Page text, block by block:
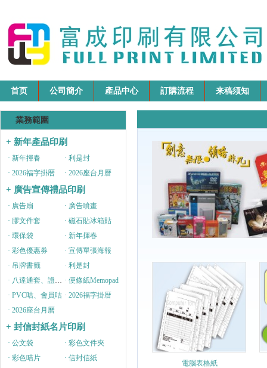
首页 公司簡介 產品中心 訂購流程 来稿须知
業務範圍
+ 新年產品印刷
· 新年揮春
· 利是封
· 2026福字掛暦
· 2026座台月曆
+ 廣告宣傳禮品印刷
· 廣告扇
· 廣告噴畫
· 膠文件套
· 磁石貼冰箱貼
· 環保袋
· 新年揮春
· 彩色優惠券
· 宣傳單張海報
· 吊牌書籤
· 利是封
· 八達通套、證件套 · 便條紙Memopad
· PVC咭、會員咭 · 2026福字掛暦
· 2026座台月曆
+ 封信封紙名片印刷
· 公文袋
· 彩色文件夾
· 彩色咭片
· 信封信紙
電腦表格紙